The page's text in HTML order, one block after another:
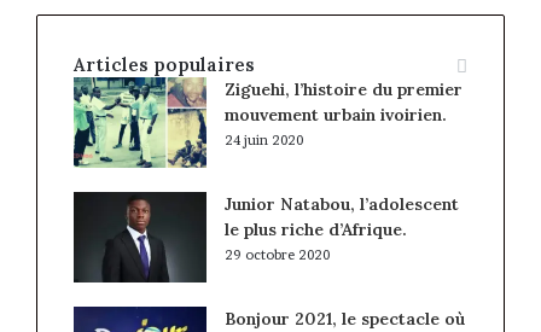
Articles populaires
Ziguehi, l’histoire du premier
mouvement urbain ivoirien.
24 juin 2020
Junior Natabou, l’adolescent
le plus riche d’Afrique.
29 octobre 2020
Bonjour 2021, le spectacle où